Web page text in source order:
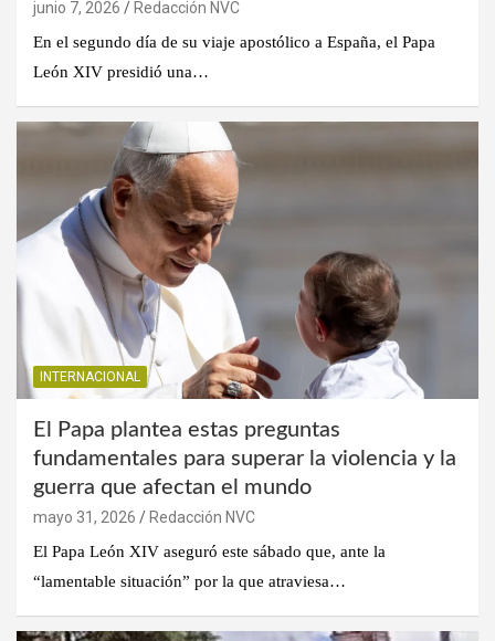
junio 7, 2026
Redacción NVC
En el segundo día de su viaje apostólico a España, el Papa
León XIV presidió una…
INTERNACIONAL
El Papa plantea estas preguntas
fundamentales para superar la violencia y la
guerra que afectan el mundo
mayo 31, 2026
Redacción NVC
El Papa León XIV aseguró este sábado que, ante la
“lamentable situación” por la que atraviesa…